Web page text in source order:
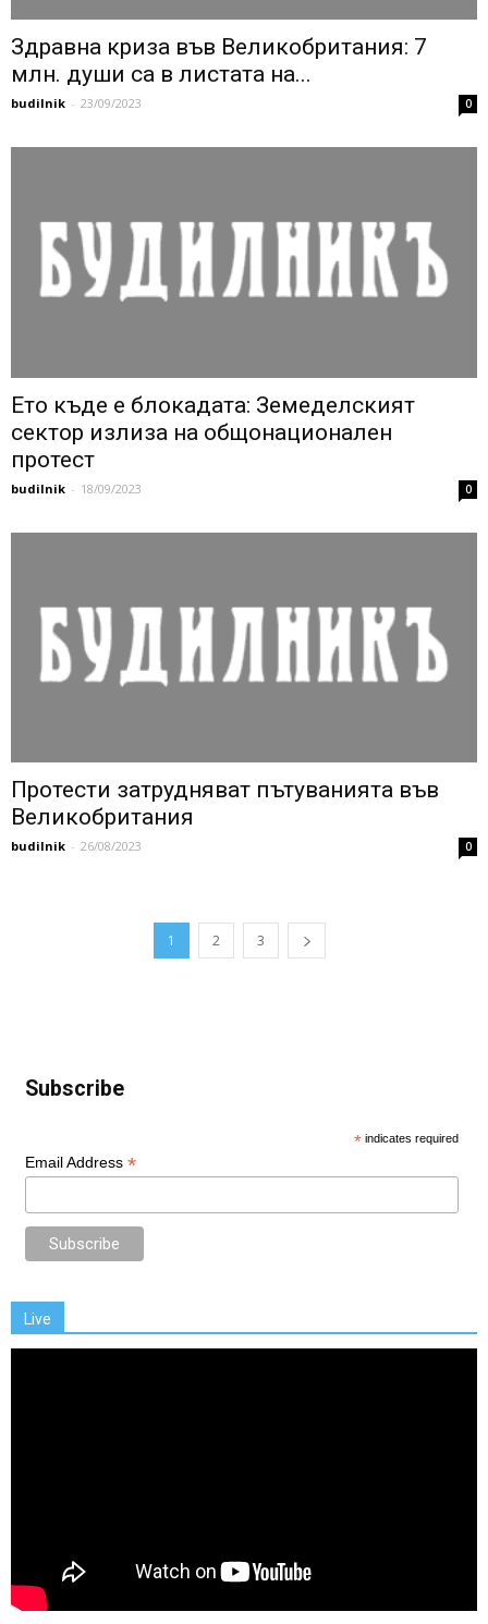
Здравна криза във Великобритания: 7
млн. души са в листата на...
budilnik - 23/09/2023 0
Ето къде е блокадата: Земеделският
сектор излиза на общонационален
протест
budilnik - 18/09/2023 0
Протести затрудняват пътуванията във
Великобритания
budilnik - 26/08/2023 0
1 2 3
Subscribe
* indicates required
Email Address *
Live